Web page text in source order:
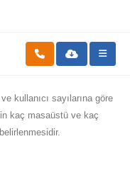
kullanıcı sayılarına göre
kaç masaüstü ve kaç